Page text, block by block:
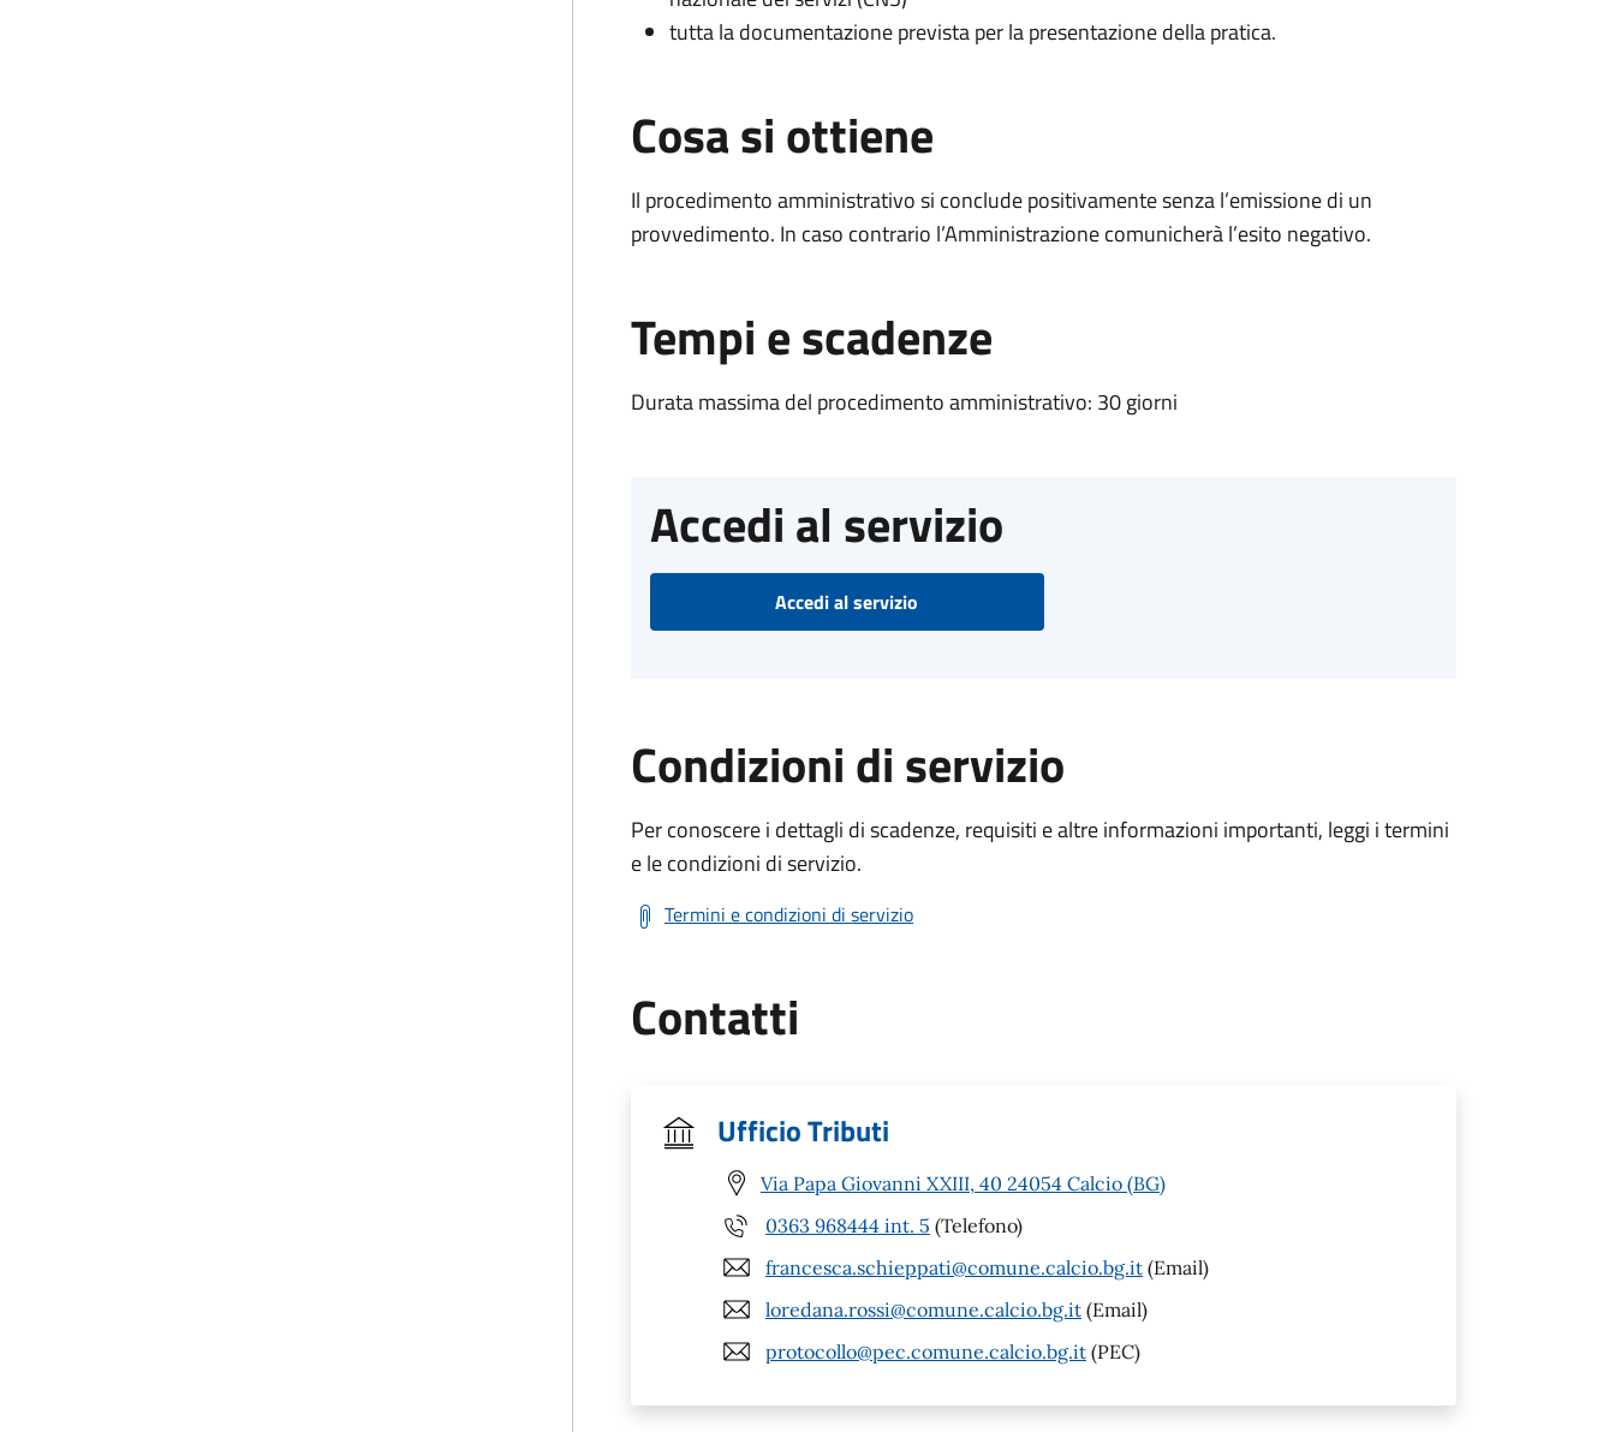
tutta la documentazione prevista per la presentazione della pratica.
Cosa si ottiene
Il procedimento amministrativo si conclude positivamente senza l’emissione di un
provvedimento. In caso contrario l’Amministrazione comunicherà l’esito negativo.
Tempi e scadenze
Durata massima del procedimento amministrativo: 30 giorni
Accedi al servizio
Accedi al servizio
Condizioni di servizio
Per conoscere i dettagli di scadenze, requisiti e altre informazioni importanti, leggi i termini
e le condizioni di servizio.
Termini e condizioni di servizio
Contatti
Ufficio Tributi
Via Papa Giovanni XXIII, 40 24054 Calcio (BG)
0363 968444 int. 5 (Telefono)
francesca.schieppati@comune.calcio.bg.it (Email)
loredana.rossi@comune.calcio.bg.it (Email)
protocollo@pec.comune.calcio.bg.it (PEC)